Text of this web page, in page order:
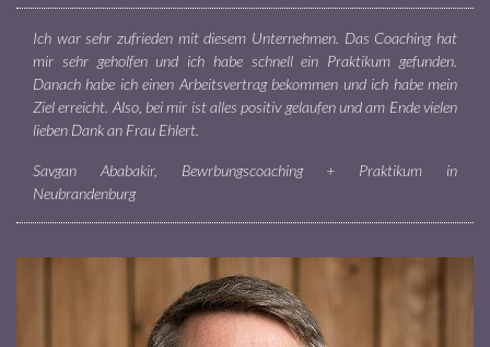
Ich war sehr zufrieden mit diesem Unternehmen. Das Coaching hat
mir sehr geholfen und ich habe schnell ein Praktikum gefunden.
Danach habe ich einen Arbeitsvertrag bekommen und ich habe mein
Ziel erreicht. Also, bei mir ist alles positiv gelaufen und am Ende vielen
lieben Dank an Frau Ehlert.
Savgan Ababakir, Bewrbungscoaching + Praktikum in
Neubrandenburg